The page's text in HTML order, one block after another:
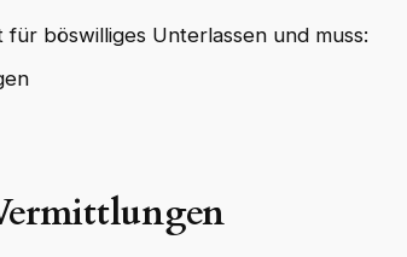
böswilliges Unterlassen und muss: